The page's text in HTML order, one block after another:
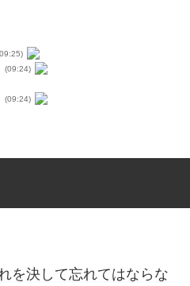
(09:24)
(09:24)
を決して忘れてはならな